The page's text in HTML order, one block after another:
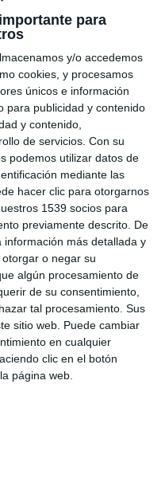
para
y/o accedemos
cookies, y procesamos
únicos e información
para publicidad y contenido
y contenido,
de servicios. Con su
podemos utilizar datos de
mediante las
hacer clic para otorgarnos
1539 socios para
previamente descrito. De
más detallada y
o negar su
algún procesamiento de
de su consentimiento,
tal procesamiento. Sus
sitio web. Puede cambiar
en cualquier
clic en el botón
página web.
CON LUIS DE BENITO
01:16:59
VARA DE REY 🤬 ‼️